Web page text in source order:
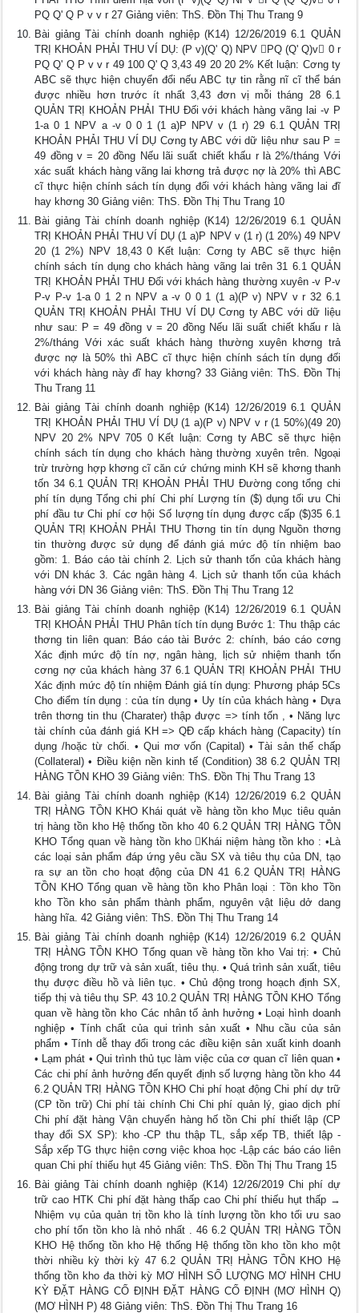
PQ Q' Q P v v r 27 Giảng viên: ThS. Đồn Thị Thu Trang 9
Bài giảng Tài chính doanh nghiệp (K14) 12/26/2019 6.1 QUẢN
TRỊ KHOẢN PHẢI THU VÍ DỤ: (P v)(Q' Q) NPV PQ (Q' Q)v 0 r
PQ Q' Q P v v r 49 100 Q' Q 3,43 49 20 20 2% Kết luận: Cơng ty
ABC sẽ thực hiện chuyển đổi nếu ABC tự tin rằng nĩ cĩ thể bán
được nhiều hơn trước ít nhất 3,43 đơn vị mỗi tháng 28 6.1
QUẢN TRỊ KHOẢN PHẢI THU Đối với khách hàng vãng lai -v P
1-a 0 1 NPV a -v 0 0 1 (1 a)P NPV v (1 r) 29 6.1 QUẢN TRỊ
KHOẢN PHẢI THU VÍ DỤ Cơng ty ABC với dữ liệu như sau P =
49 đồng v = 20 đồng Nếu lãi suất chiết khấu r là 2%/tháng Với
xác suất khách hàng vãng lai khơng trả được nợ là 20% thì ABC
cĩ thực hiện chính sách tín dụng đối với khách hàng vãng lai đĩ
hay khơng 30 Giảng viên: ThS. Đồn Thị Thu Trang 10
Bài giảng Tài chính doanh nghiệp (K14) 12/26/2019 6.1 QUẢN
TRỊ KHOẢN PHẢI THU VÍ DỤ (1 a)P NPV v (1 r) (1 20%) 49 NPV
20 (1 2%) NPV 18,43 0 Kết luận: Cơng ty ABC sẽ thực hiện
chính sách tín dụng cho khách hàng vãng lai trên 31 6.1 QUẢN
TRỊ KHOẢN PHẢI THU Đối với khách hàng thường xuyên -v P-v
P-v P-v 1-a 0 1 2 n NPV a -v 0 0 1 (1 a)(P v) NPV v r 32 6.1
QUẢN TRỊ KHOẢN PHẢI THU VÍ DỤ Cơng ty ABC với dữ liệu
như sau: P = 49 đồng v = 20 đồng Nếu lãi suất chiết khấu r là
2%/tháng Với xác suất khách hàng thường xuyên khơng trả
được nợ là 50% thì ABC cĩ thực hiện chính sách tín dụng đối
với khách hàng này đĩ hay khơng? 33 Giảng viên: ThS. Đồn Thị
Thu Trang 11
Bài giảng Tài chính doanh nghiệp (K14) 12/26/2019 6.1 QUẢN
TRỊ KHOẢN PHẢI THU VÍ DỤ (1 a)(P v) NPV v r (1 50%)(49 20)
NPV 20 2% NPV 705 0 Kết luận: Cơng ty ABC sẽ thực hiện
chính sách tín dụng cho khách hàng thường xuyên trên. Ngoại
trừ trường hợp khơng cĩ căn cứ chứng minh KH sẽ khơng thanh
tốn 34 6.1 QUẢN TRỊ KHOẢN PHẢI THU Đường cong tổng chi
phí tín dụng Tổng chi phí Chi phí Lượng tín ($) dụng tối ưu Chi
phí đầu tư Chi phí cơ hội Số lượng tín dụng được cấp ($)35 6.1
QUẢN TRỊ KHOẢN PHẢI THU Thơng tin tín dụng Nguồn thơng
tin thường được sử dụng để đánh giá mức độ tín nhiệm bao
gồm: 1. Báo cáo tài chính 2. Lịch sử thanh tốn của khách hàng
với DN khác 3. Các ngân hàng 4. Lịch sử thanh tốn của khách
hàng với DN 36 Giảng viên: ThS. Đồn Thị Thu Trang 12
Bài giảng Tài chính doanh nghiệp (K14) 12/26/2019 6.1 QUẢN
TRỊ KHOẢN PHẢI THU Phân tích tín dụng Bước 1: Thu thập các
thơng tin liên quan: Báo cáo tài Bước 2: chính, báo cáo cơng
Xác định mức độ tín nợ, ngân hàng, lịch sử nhiệm thanh tốn
cơng nợ của khách hàng 37 6.1 QUẢN TRỊ KHOẢN PHẢI THU
Xác định mức độ tín nhiệm Đánh giá tín dụng: Phương pháp 5Cs
Cho điểm tín dụng : của tín dụng • Uy tín của khách hàng • Dựa
trên thơng tin thu (Charater) thập được => tính tốn , • Năng lực
tài chính của đánh giá KH => QĐ cấp khách hàng (Capacity) tín
dụng /hoặc từ chối. • Qui mơ vốn (Capital) • Tài sản thế chấp
(Collateral) • Điều kiện nền kinh tế (Condition) 38 6.2 QUẢN TRỊ
HÀNG TỒN KHO 39 Giảng viên: ThS. Đồn Thị Thu Trang 13
Bài giảng Tài chính doanh nghiệp (K14) 12/26/2019 6.2 QUẢN
TRỊ HÀNG TỒN KHO Khái quát về hàng tồn kho Mục tiêu quản
trị hàng tồn kho Hệ thống tồn kho 40 6.2 QUẢN TRỊ HÀNG TỒN
KHO Tổng quan về hàng tồn kho Khái niệm hàng tồn kho : •Là
các loại sản phẩm đáp ứng yêu cầu SX và tiêu thụ của DN, tạo
ra sự an tồn cho hoạt động của DN 41 6.2 QUẢN TRỊ HÀNG
TỒN KHO Tổng quan về hàng tồn kho Phân loại : Tồn kho Tồn
kho Tồn kho sản phẩm thành phẩm, nguyên vật liệu dở dang
hàng hĩa. 42 Giảng viên: ThS. Đồn Thị Thu Trang 14
Bài giảng Tài chính doanh nghiệp (K14) 12/26/2019 6.2 QUẢN
TRỊ HÀNG TỒN KHO Tổng quan về hàng tồn kho Vai trị: • Chủ
động trong dự trữ và sản xuất, tiêu thụ. • Quá trình sản xuất, tiêu
thụ được điều hồ và liên tục. • Chủ động trong hoạch định SX,
tiếp thị và tiêu thụ SP. 43 10.2 QUẢN TRỊ HÀNG TỒN KHO Tổng
quan về hàng tồn kho Các nhân tố ảnh hưởng • Loại hình doanh
nghiệp • Tính chất của qui trình sản xuất • Nhu cầu của sản
phẩm • Tính dễ thay đổi trong các điều kiện sản xuất kinh doanh
• Lạm phát • Qui trình thủ tục làm việc của cơ quan cĩ liên quan •
Các chi phí ảnh hưởng đến quyết định số lượng hàng tồn kho 44
6.2 QUẢN TRỊ HÀNG TỒN KHO Chi phí hoạt động Chi phí dự trữ
(CP tồn trữ) Chi phí tài chính Chi Chi phí quản lý, giao dịch phí
Chi phí đặt hàng Vận chuyển hàng hố tồn Chi phí thiết lập (CP
thay đổi SX SP): kho -CP thu thập TL, sắp xếp TB, thiết lập -
Sắp xếp TG thực hiện cơng việc khoa học -Lập các báo cáo liên
quan Chi phí thiếu hụt 45 Giảng viên: ThS. Đồn Thị Thu Trang 15
Bài giảng Tài chính doanh nghiệp (K14) 12/26/2019 Chi phí dự
trữ cao HTK Chi phí đặt hàng thấp cao Chi phí thiếu hụt thấp →
Nhiệm vụ của quản trị tồn kho là tính lượng tồn kho tối ưu sao
cho phí tổn tồn kho là nhỏ nhất . 46 6.2 QUẢN TRỊ HÀNG TỒN
KHO Hệ thống tồn kho Hệ thống Hệ thống tồn kho tồn kho một
thời nhiều kỳ thời kỳ 47 6.2 QUẢN TRỊ HÀNG TỒN KHO Hệ
thống tồn kho đa thời kỳ MƠ HÌNH SỐ LƯỢNG MƠ HÌNH CHU
KỲ ĐẶT HÀNG CỐ ĐỊNH ĐẶT HÀNG CỐ ĐỊNH (MƠ HÌNH Q)
(MƠ HÌNH P) 48 Giảng viên: ThS. Đồn Thị Thu Trang 16